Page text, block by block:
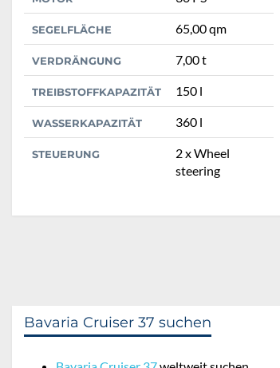
SEGELFLÄCHE 65,00 qm
VERDRÄNGUNG 7,00 t
TREIBSTOFFKAPAZITÄT 150 l
WASSERKAPAZITÄT 360 l
STEUERUNG
2 x Wheel
steering
Bavaria Cruiser 37 suchen